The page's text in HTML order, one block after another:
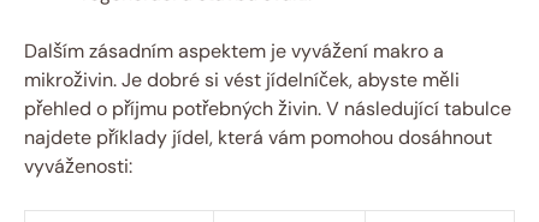
Dalším zásadním aspektem je vyvážení makro a
mikroživin. Je dobré si vést jídelníček, abyste měli
přehled o příjmu potřebných živin. V následující tabulce
najdete příklady jídel, která vám pomohou dosáhnout
vyváženosti: